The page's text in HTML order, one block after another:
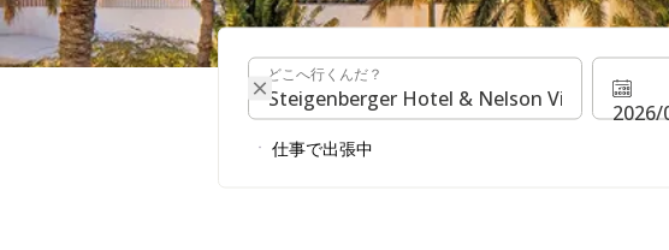
シュタイゲンベルガー
どこへ行くんだ？
どこへ行くんだ？
2026/
仕事で出張中